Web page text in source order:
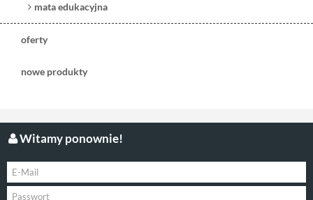
mata edukacyjna
oferty
nowe produkty
Witamy ponownie!